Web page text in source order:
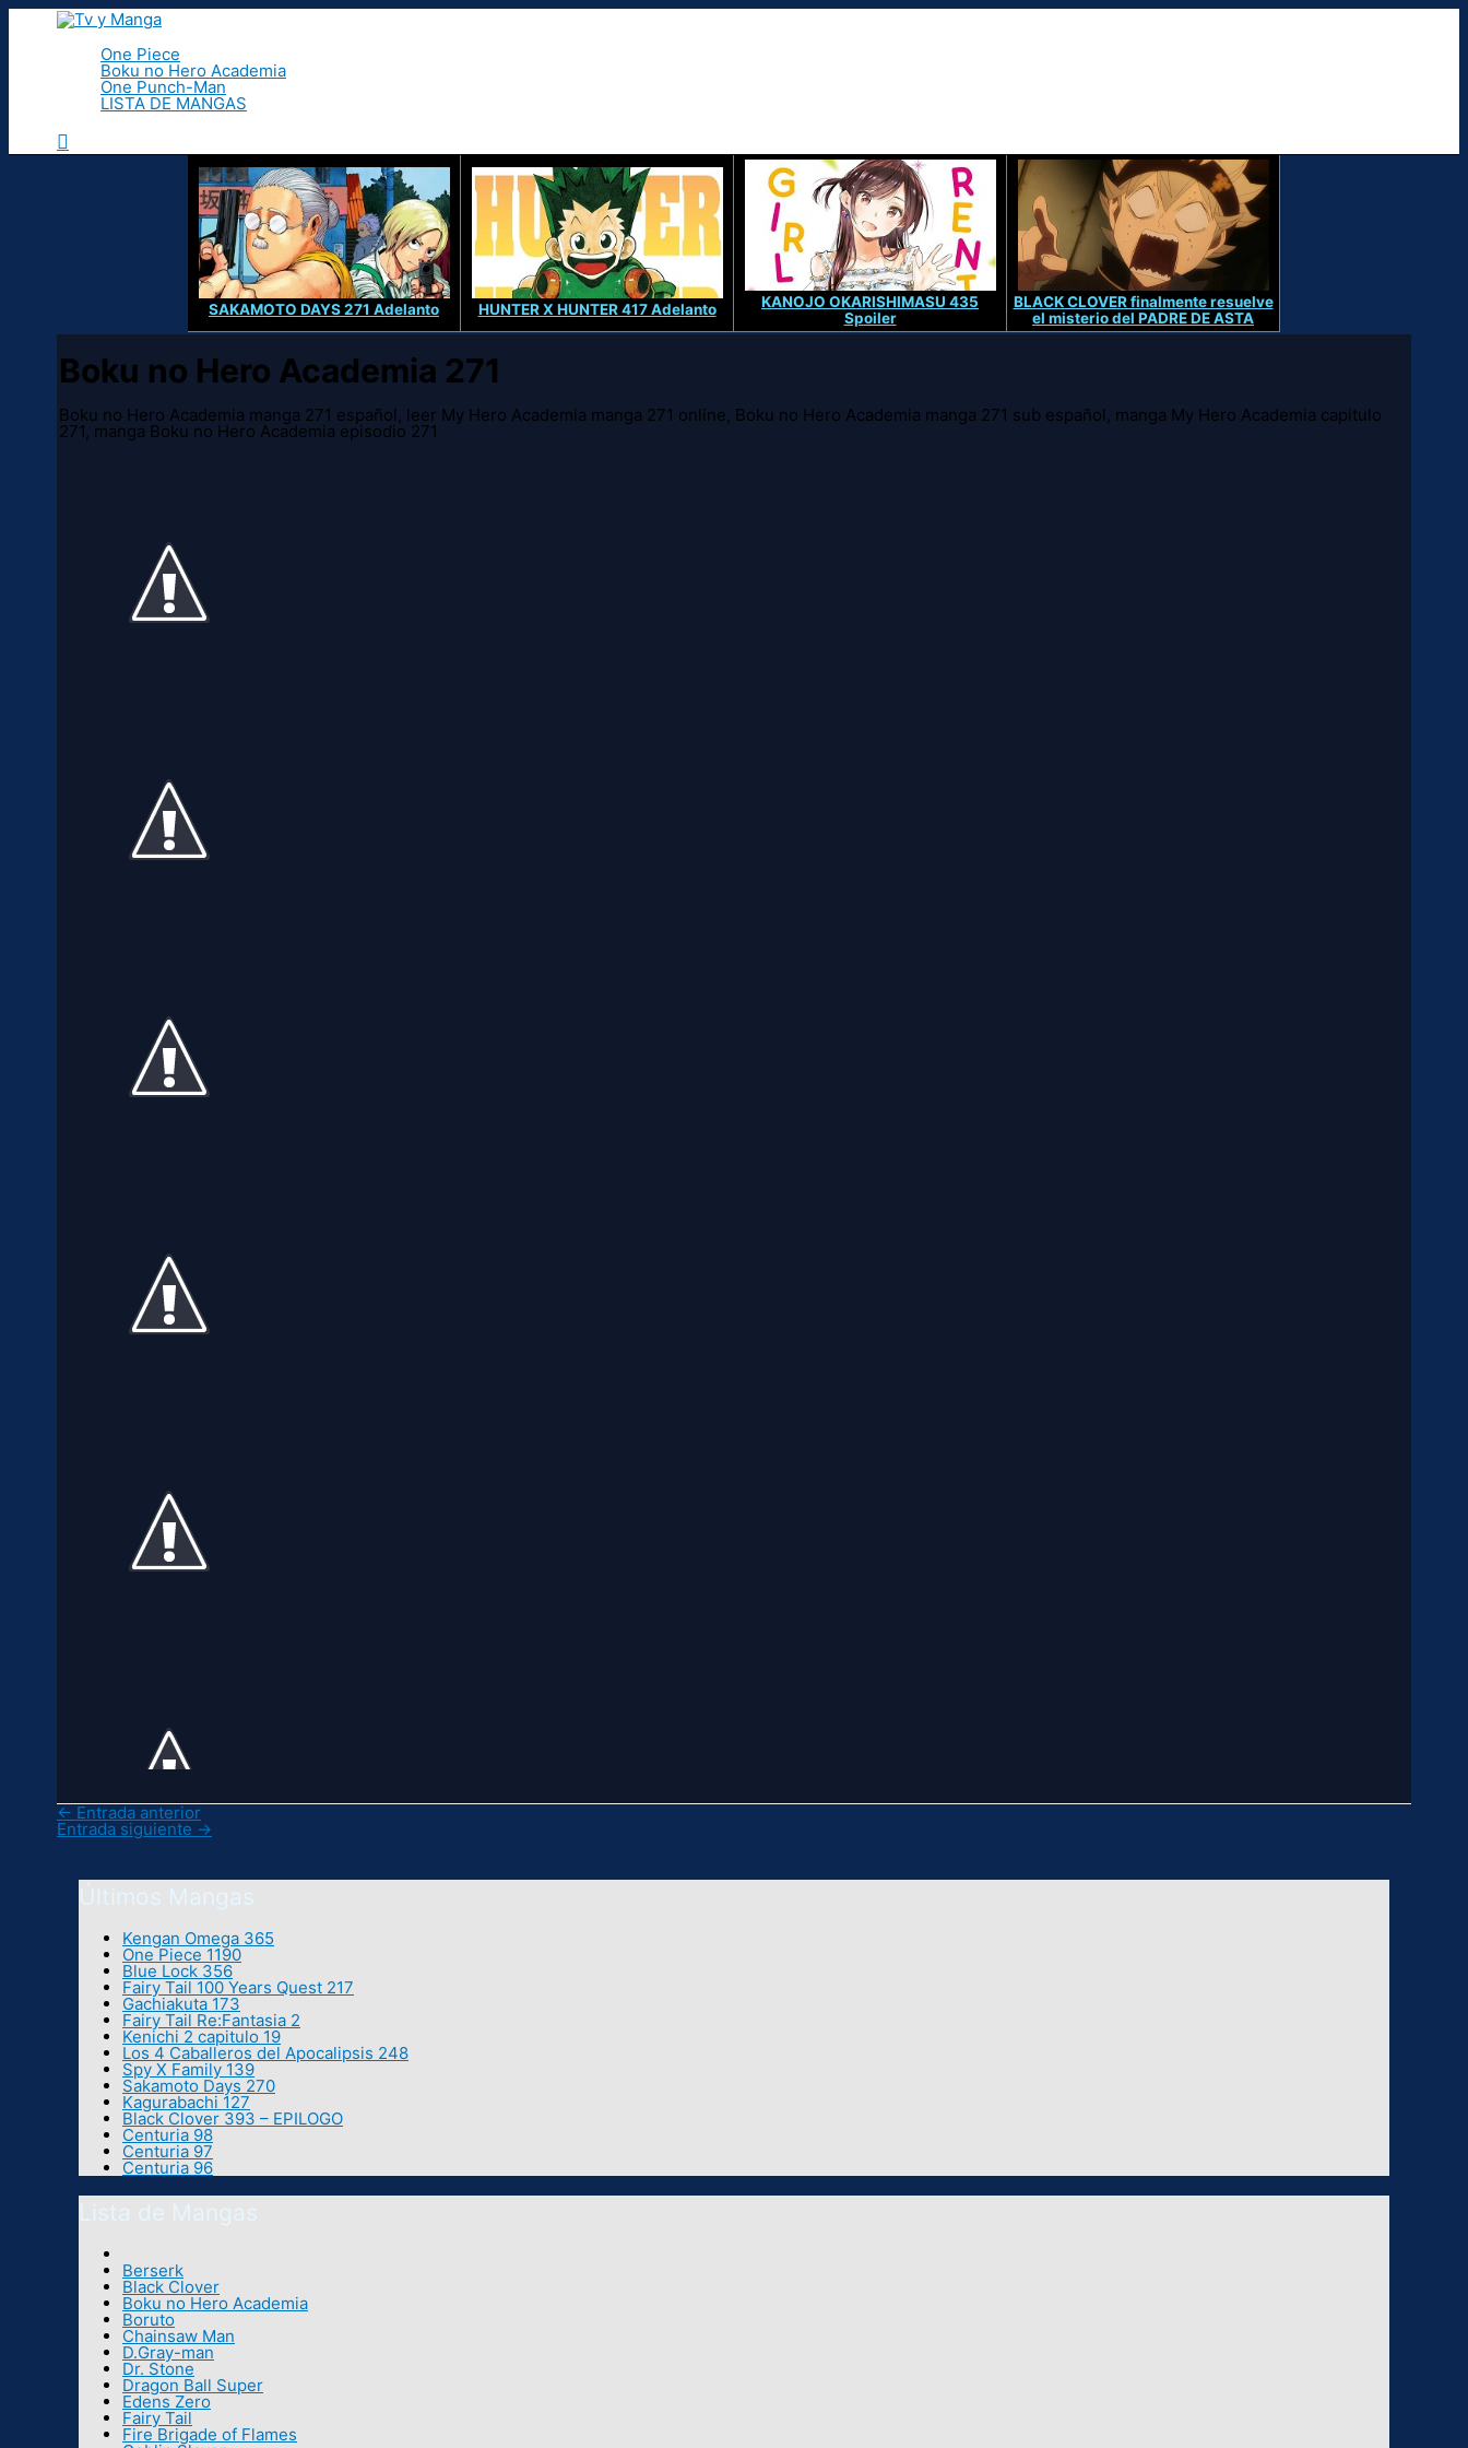
Ir
One Piece
Boku no Hero Academia
One Punch-Man
LISTA DE MANGAS
Buscar
SAKAMOTO DAYS 271 Adelanto HUNTER X HUNTER 417 Adelanto
KANOJO OKARISHIMASU 435
Spoiler
BLACK CLOVER finalmente resuelve
el misterio del PADRE DE ASTA
Boku no Hero Academia 271
Boku no Hero Academia manga 271 español, leer My Hero Academia manga 271 online, Boku no Hero Academia manga 271 sub español, manga My Hero Academia capitulo
271, manga Boku no Hero Academia episodio 271
← Entrada anterior
Entrada siguiente →
Últimos Mangas
Kengan Omega 365
One Piece 1190
Blue Lock 356
Fairy Tail 100 Years Quest 217
Gachiakuta 173
Fairy Tail Re:Fantasia 2
Kenichi 2 capitulo 19
Los 4 Caballeros del Apocalipsis 248
Spy X Family 139
Sakamoto Days 270
Kagurabachi 127
Black Clover 393 – EPILOGO
Centuria 98
Centuria 97
Centuria 96
Lista de Mangas
Berserk
Black Clover
Boku no Hero Academia
Boruto
Chainsaw Man
D.Gray-man
Dr. Stone
Dragon Ball Super
Edens Zero
Fairy Tail
Fire Brigade of Flames